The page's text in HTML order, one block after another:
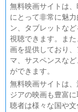
無料映画サイトは
にとって非常に魅
ン、タブレットな
視聴できます。ま
画を提供しており
マ、サスペンスな
ができます。
無料映画サイトは
ジアの映画も豊富
聴者は様々な国や文